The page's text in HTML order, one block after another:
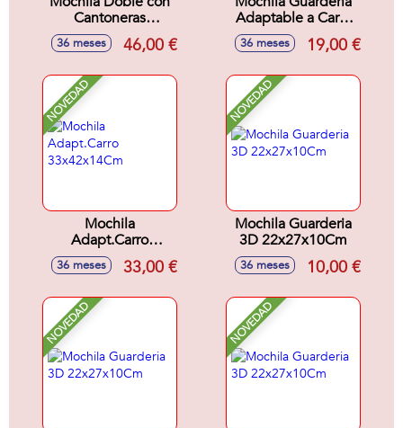
Cantoneras
Adaptable a Carro
32x42x15Cm
36 meses 46,00 €
Adaptable a Carro
22x27x10Cm
36 meses 19,00 €
NOVEDAD
Mochila
Adapt.Carro
33x42x14Cm
36 meses 33,00 €
NOVEDAD
Mochila Guarderia
3D 22x27x10Cm
36 meses 10,00 €
NOVEDAD NOVEDAD